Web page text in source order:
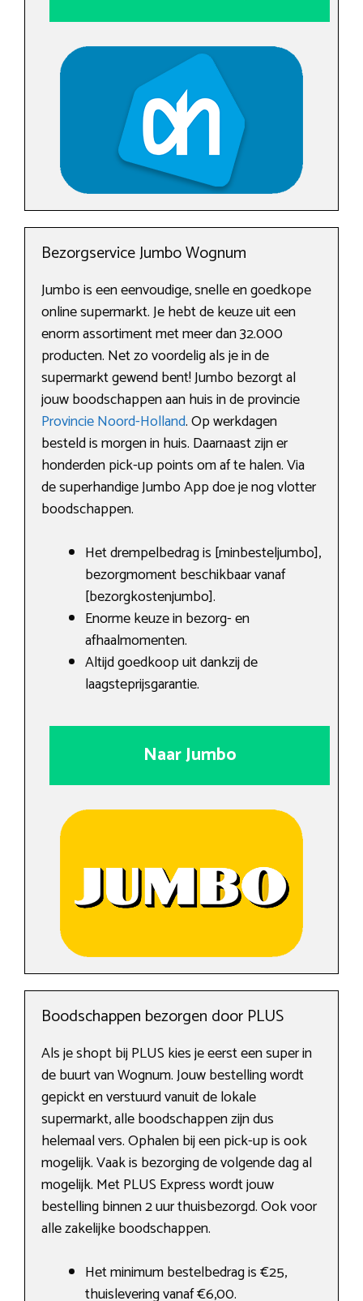
Bezorgservice Jumbo Wognum
Jumbo is een eenvoudige, snelle en goedkope
online supermarkt. Je hebt de keuze uit een
enorm assortiment met meer dan 32.000
producten. Net zo voordelig als je in de
supermarkt gewend bent! Jumbo bezorgt al
jouw boodschappen aan huis in de provincie
Provincie Noord-Holland. Op werkdagen
besteld is morgen in huis. Daarnaast zijn er
honderden pick-up points om af te halen. Via
de superhandige Jumbo App doe je nog vlotter
boodschappen.
Het drempelbedrag is [minbesteljumbo],
bezorgmoment beschikbaar vanaf
[bezorgkostenjumbo].
Enorme keuze in bezorg- en
afhaalmomenten.
Altijd goedkoop uit dankzij de
laagsteprijsgarantie.
Naar Jumbo
Boodschappen bezorgen door PLUS
Als je shopt bij PLUS kies je eerst een super in
de buurt van Wognum. Jouw bestelling wordt
gepickt en verstuurd vanuit de lokale
supermarkt, alle boodschappen zijn dus
helemaal vers. Ophalen bij een pick-up is ook
mogelijk. Vaak is bezorging de volgende dag al
mogelijk. Met PLUS Express wordt jouw
bestelling binnen 2 uur thuisbezorgd. Ook voor
alle zakelijke boodschappen.
Het minimum bestelbedrag is €25,
thuislevering vanaf €6,00.